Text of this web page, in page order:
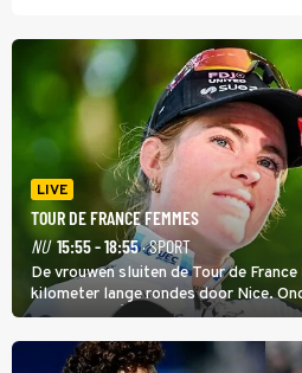
LIVE
TOUR DE FRANCE FEMMES
NU 15:55 - 18:55· SPORT
De vrouwen sluiten de Tour de
kilometer lange rondes door Nice.
zware Col d'Èze. Aan de finish op de
de eindwinnaar de laatste gele trui.